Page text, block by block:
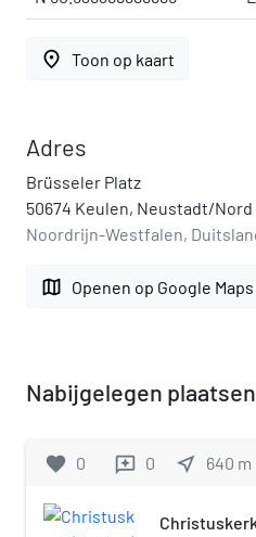
place Toon op kaart
Adres
Brüsseler Platz
50674 Keulen, Neustadt/
Noordrijn-Westfalen,
map Openen op Google Maps
Nabijgelegen plaatsen
favorite 0 reviews 0 near_me 640 m